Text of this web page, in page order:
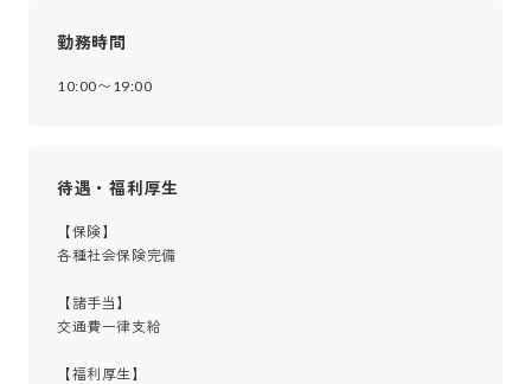
勤務時間
10:00〜19:00
待遇・福利厚生
【保険】
各種社会保険完備
【諸手当】
交通費一律支給
【福利厚生】